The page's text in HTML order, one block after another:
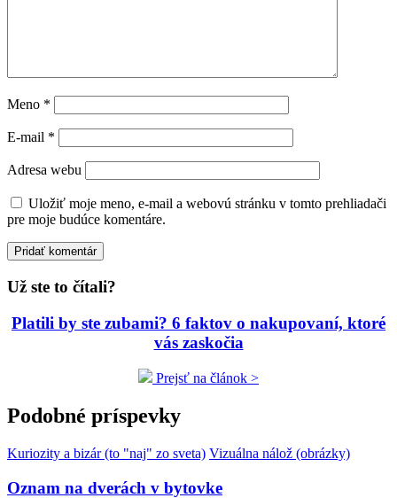
Meno *
E-mail *
Adresa webu
Uložiť moje meno, e-mail a webovú stránku v tomto prehliadači
pre moje budúce komentáre.
Už ste to čítali?
Platili by ste zubami? 6 faktov o nakupovaní, ktoré
vás zaskočia
Prejsť na článok >
Podobné príspevky
Kuriozity a bizár (to "naj" zo sveta) Vizuálna nálož (obrázky)
Oznam na dverách v bytovke